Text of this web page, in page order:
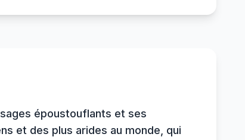
époustouflants et ses
et des plus arides au monde, qui